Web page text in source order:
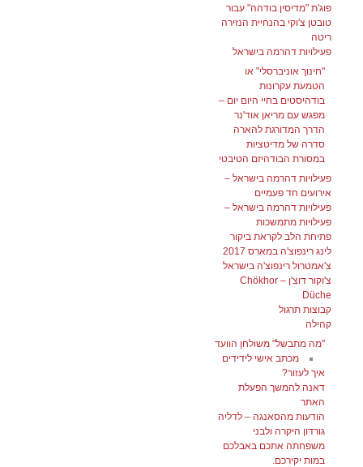
פוג'ת "מדיסין בודהה" עבור
טובטן צ'וקי בהנחיית הנזירה
ריטה
פעילויות דהרמה בישראל
"חינוך אוניברסלי" או
הטמעת עקרונות
בודהיסטים בחיי היום יום –
מפגש עם מריאן אוד'נר
הדרך המדורגת להארה
סדרה של מדיטציות
במסורת הבודהיזם הטיבטי
פעילויות דהרמה בישראל –
אירועים חד פעמיים
פעילויות דהרמה בישראל –
פעילויות מתמשכות
פתיחת הלב לקראת ביקור
לינג רינפוצ'ה במארס 2017
צ'אמטרול רינפוצ'ה בישראל
צ'וקור דוצ'ן – Chökhor
Düche
קבוצות תרגול
קהילה
"מה מתבשל" משולחן הוועד
מכתב אישי לידידים
איך לעזור?
דאנה להמשך הפעלת
האתר
הודעות מהסאנגה – לדליה
גורדון היקרה ולבני
משפחתה אתכם באבלכם
במות יקירכם.